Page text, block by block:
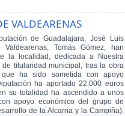
VALDEARENAS
de Guadalajara, José Luis
Tomás Gómez, han
la localidad, dedicada a Nuestra
titularidad municipal, tras la obra
ha sido sometida con apoyo
ha aportado 22.000 euros
su totalidad ha ascendido a unos
apoyo económico del grupo de
de la Alcarria y la Campiña).